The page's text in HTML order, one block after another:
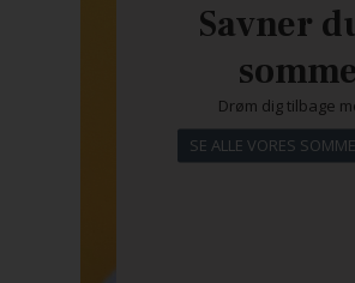
Savner
Drøm dig tilbage
SE ALLE VORES